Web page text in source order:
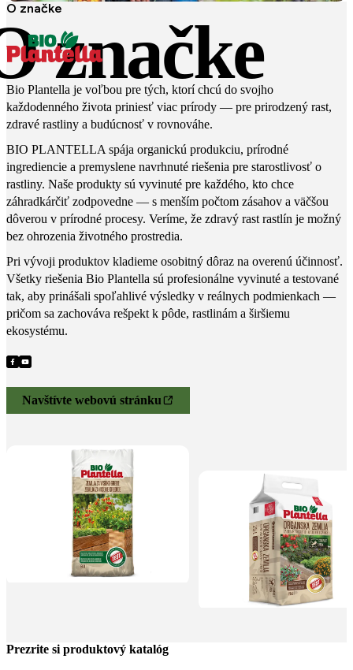
značke
O značke
Bio Plantella je voľbou pre tých, ktorí chcú do svojho
každodenného života priniesť viac prírody — pre prirodzený rast,
zdravé rastliny a budúcnosť v rovnováhe.
BIO PLANTELLA spája organickú produkciu, prírodné
ingrediencie a premyslene navrhnuté riešenia pre starostlivosť o
rastliny. Naše produkty sú vyvinuté pre každého, kto chce
záhradkárčiť zodpovedne — s menším počtom zásahov a väčšou
dôverou v prírodné procesy. Veríme, že zdravý rast rastlín je možný
bez ohrozenia životného prostredia.
Pri vývoji produktov kladieme osobitný dôraz na overenú účinnosť.
Všetky riešenia Bio Plantella sú profesionálne vyvinuté a testované
tak, aby prinášali spoľahlivé výsledky v reálnych podmienkach —
pričom sa zachováva rešpekt k pôde, rastlinám a širšiemu
ekosystému.
Navštívte webovú stránku
Prezrite si produktový katalóg